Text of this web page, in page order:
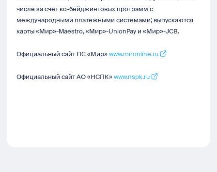
числе за счет ко-бейджинговых программ с
международными платежными системами; выпускаются
карты «Мир»-Maestro, «Мир»-UnionPay и «Мир»-JCB.
Официальный сайт ПС «Мир»www.mironline.ru
Официальный сайт АО «НСПК»www.nspk.ru